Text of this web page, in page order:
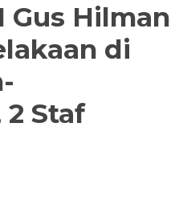
Gus Hilman
di
Staf